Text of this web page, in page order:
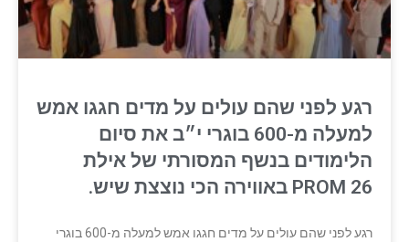
רגע לפני שהם עולים על מדים חגגו אמש
למעלה מ-600 בוגרי י״ב את סיום
הלימודים בנשף המסורתי של אילת
PROM 26 באווירה הכי נוצצת שיש.
רגע לפני שהם עולים על מדים חגגו אמש למעלה מ-600 בוגרי